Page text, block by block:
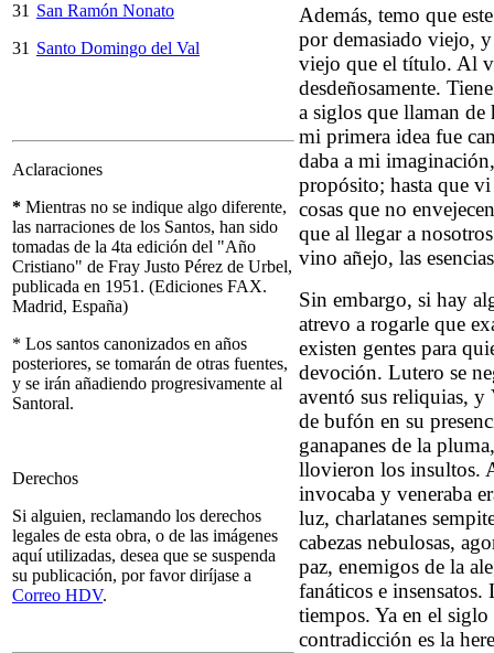
31 San Ramón Nonato
31 Santo Domingo del Val
Aclaraciones
* Mientras no se indique algo diferente,
las narraciones de los Santos, han sido
tomadas de la 4ta edición del "Año
Cristiano" de Fray Justo Pérez de Urbel,
publicada en 1951. (Ediciones FAX.
Madrid, España)
* Los santos canonizados en años
posteriores, se tomarán de otras fuentes,
y se irán añadiendo progresivamente al
Santoral.
Derechos
Si alguien, reclamando los derechos
legales de esta obra, o de las imágenes
aquí utilizadas, desea que se suspenda
su publicación, por favor diríjase a
Correo HDV.
Además, temo que
por demasiado viejo,
viejo que el título. Al
desdeñosamente.
a siglos que llaman
mi primera idea fue
daba a mi
propósito; hasta que
cosas que no
que al llegar a
vino añejo, las
Sin embargo, si hay
atrevo a rogarle que
existen gentes para
devoción. Lutero se
aventó sus reliquias, y
de bufón en su
ganapanes de la
llovieron los insultos.
invocaba y veneraba
luz, charlatanes
cabezas nebulosas,
paz, enemigos de la
fanáticos e
tiempos. Ya en el
contradicción es la